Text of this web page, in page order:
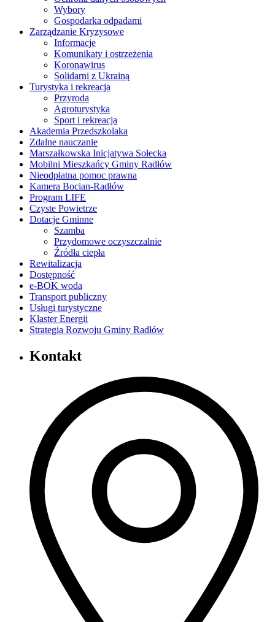
Wybory
Gospodarka odpadami
Zarządzanie Kryzysowe
Informacje
Komunikaty i ostrzeżenia
Koronawirus
Solidarni z Ukrainą
Turystyka i rekreacja
Przyroda
Agroturystyka
Sport i rekreacja
Akademia Przedszkolaka
Zdalne nauczanie
Marszałkowska Inicjatywa Sołecka
Mobilni Mieszkańcy Gminy Radłów
Nieodpłatna pomoc prawna
Kamera Bocian-Radłów
Program LIFE
Czyste Powietrze
Dotacje Gminne
Szamba
Przydomowe oczyszczalnie
Źródła ciepła
Rewitalizacja
Dostępność
e-BOK woda
Transport publiczny
Usługi turystyczne
Klaster Energii
Strategia Rozwoju Gminy Radłów
Kontakt